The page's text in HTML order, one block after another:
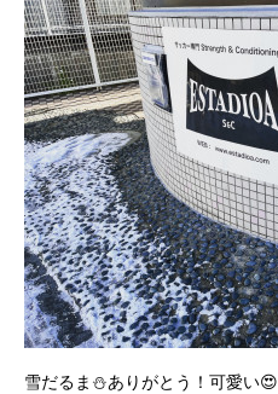
雪だるま⛄️ありがとう！可愛い😍